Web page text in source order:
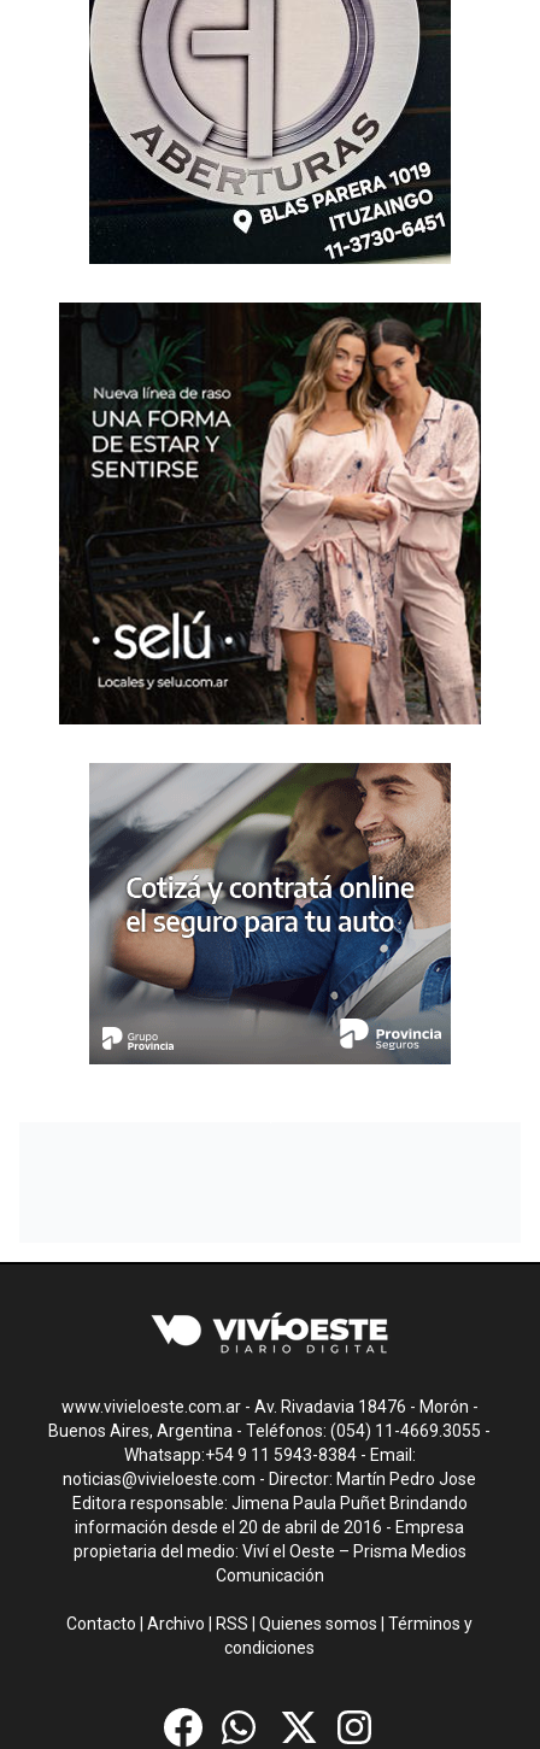
www.vivieloeste.com.ar - Av. Rivadavia 18476 - Morón -
Buenos Aires, Argentina - Teléfonos: (054) 11-4669.3055 -
Whatsapp:+54 9 11 5943-8384 - Email:
noticias@vivieloeste.com - Director: Martín Pedro Jose
Editora responsable: Jimena Paula Puñet Brindando
información desde el 20 de abril de 2016 - Empresa
propietaria del medio: Viví el Oeste – Prisma Medios
Comunicación
Contacto |Archivo RSS |Quienes somos |Términos y
condiciones